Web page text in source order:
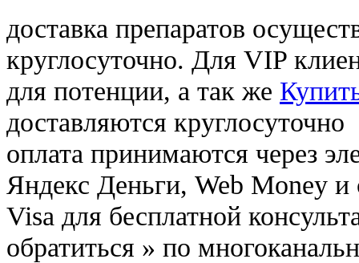
доставка препаратов
круглосуточно. Для VIP
для потенции, а так же
доставляются круглосуточно
оплата принимаются через
Яндекс Деньги, Web Money и
Visa для бесплатной
обратиться » по